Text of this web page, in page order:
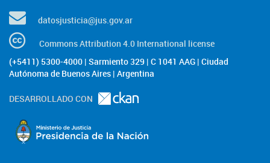
datosjusticia@jus.gov.ar
Commons Attribution 4.0 International license
(+5411) 5300-4000 | Sarmiento 329 | C 1041 AAG | Ciudad
Autónoma de Buenos Aires | Argentina
DESARROLLADO CON